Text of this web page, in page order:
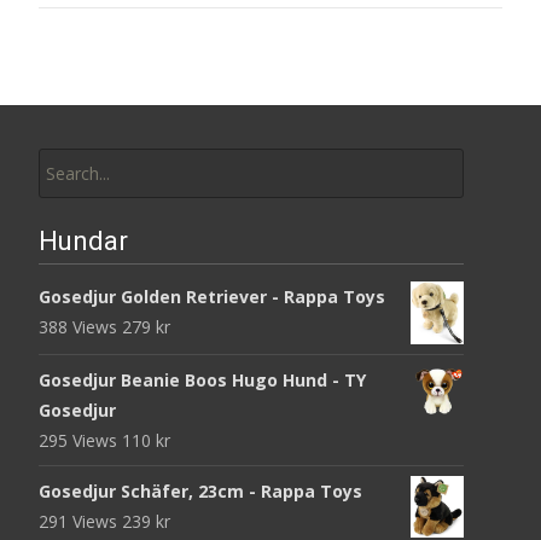
for:
Hundar
Gosedjur Golden Retriever - Rappa Toys
388 Views 279 kr
Gosedjur Beanie Boos Hugo Hund - TY
Gosedjur
295 Views 110 kr
Gosedjur Schäfer, 23cm - Rappa Toys
291 Views 239 kr